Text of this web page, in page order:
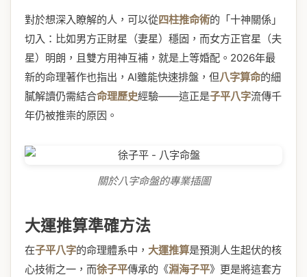
對於想深入瞭解的人，可以從四柱推命術的「十神關係」
切入：比如男方正財星（妻星）穩固，而女方正官星（夫
星）明朗，且雙方用神互補，就是上等婚配。2026年最
新的命理著作也指出，AI雖能快速排盤，但八字算命的細
膩解讀仍需結合命理歷史經驗——這正是子平八字流傳千
年仍被推崇的原因。
關於八字命盤的專業插圖
大運推算準確方法
在子平八字的命理體系中， 大運推算是預測人生起伏的核
心技術之一，而徐子平傳承的《淵海子平》更是將這套方